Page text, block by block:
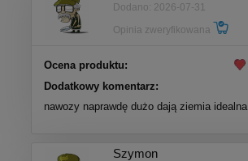
Dodano: 2026-07-31
Opinia zweryfikowana
Ocena produktu:
Dodatkowy komentarz:
nawozy naprawdę dużo dają ziemia idealna
Szymon